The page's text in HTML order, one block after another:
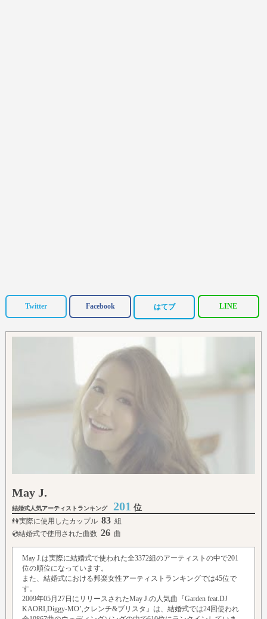
Twitter Facebook はてブ LINE
May J.
結婚式人気アーティストランキング 201 位
👫実際に使用したカップル 83 組
💿結婚式で使用された曲数 26 曲
May J.は実際に結婚式で使われた全3372組のアーティストの中で201
位の順位になっています。
また、結婚式における邦楽女性アーティストランキングでは45位で
す。
2009年05月27日にリリースされたMay J.の人気曲『Garden feat.DJ
KAORI,Diggy-MO’,クレンチ&ブリスタ』は、結婚式では24回使われ